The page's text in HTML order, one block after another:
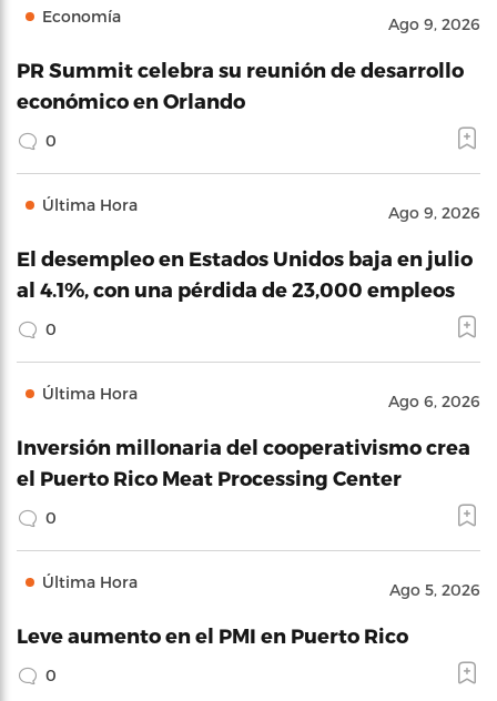
Economía Ago 9, 2026
PR Summit celebra su reunión de desarrollo
económico en Orlando
0
Última Hora Ago 9, 2026
El desempleo en Estados Unidos baja en julio
al 4.1%, con una pérdida de 23,000 empleos
0
Última Hora Ago 6, 2026
Inversión millonaria del cooperativismo crea
el Puerto Rico Meat Processing Center
0
Última Hora Ago 5, 2026
Leve aumento en el PMI en Puerto Rico
0